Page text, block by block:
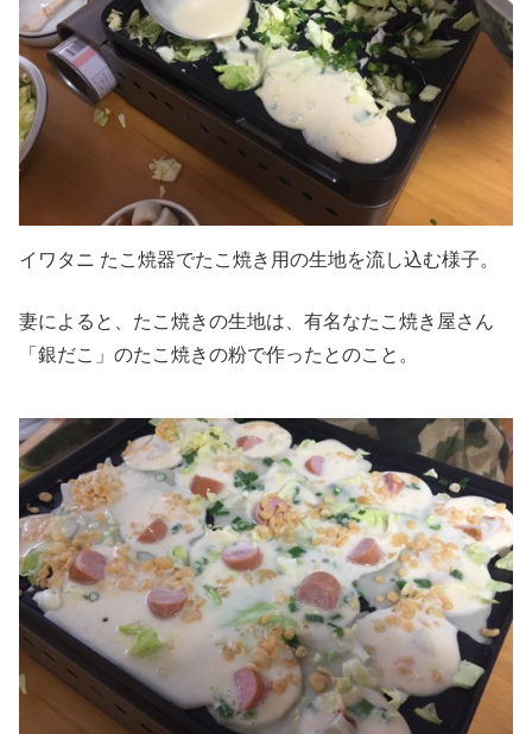
イワタニ たこ焼器でたこ焼き用の生地を流し込む様子。
妻によると、たこ焼きの生地は、有名なたこ焼き屋さん
「銀だこ」のたこ焼きの粉で作ったとのこと。